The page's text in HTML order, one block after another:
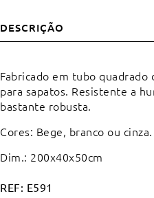
DESCRIÇÃO
Fabricado em tubo quadrado
para sapatos. Resistente a
bastante robusta.
Cores: Bege, branco ou cinza.
Dim.: 200x40x50cm
REF: E591